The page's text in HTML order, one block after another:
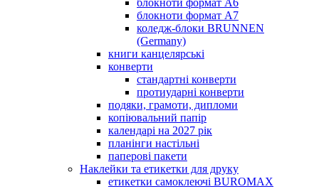
блокноти формат А6
блокноти формат А7
коледж-блоки BRUNNEN
(Germany)
книги канцелярські
конверти
стандартні конверти
протиударні конверти
подяки, грамоти, дипломи
копіювальний папір
календарі на 2027 рік
планінги настільні
паперові пакети
Наклейки та етикетки для друку
етикетки самоклеючі BUROMAX